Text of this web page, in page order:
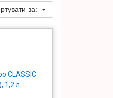
за: